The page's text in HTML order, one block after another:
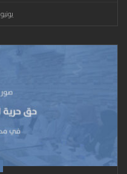
يونيو 19, 2025